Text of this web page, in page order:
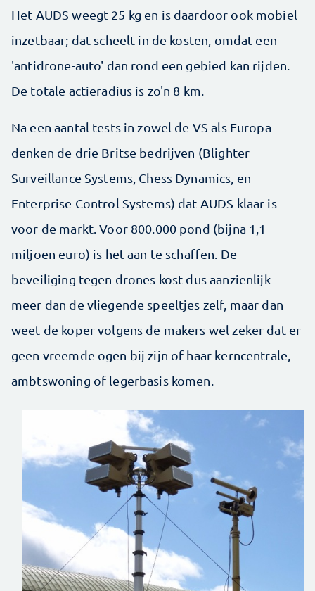
Het AUDS weegt 25 kg en is daardoor ook mobiel
inzetbaar; dat scheelt in de kosten, omdat een
'antidrone-auto' dan rond een gebied kan rijden.
De totale actieradius is zo'n 8 km.
Na een aantal tests in zowel de VS als Europa
denken de drie Britse bedrijven (Blighter
Surveillance Systems, Chess Dynamics, en
Enterprise Control Systems) dat AUDS klaar is
voor de markt. Voor 800.000 pond (bijna 1,1
miljoen euro) is het aan te schaffen. De
beveiliging tegen drones kost dus aanzienlijk
meer dan de vliegende speeltjes zelf, maar dan
weet de koper volgens de makers wel zeker dat er
geen vreemde ogen bij zijn of haar kerncentrale,
ambtswoning of legerbasis komen.